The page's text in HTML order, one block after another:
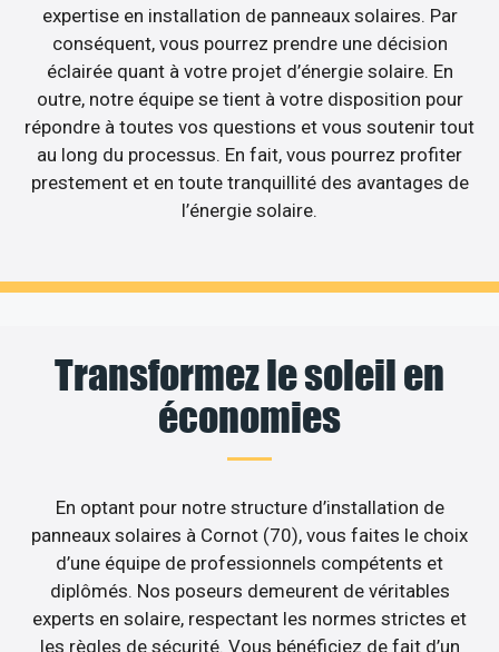
expertise en installation de panneaux solaires. Par
conséquent, vous pourrez prendre une décision
éclairée quant à votre projet d’énergie solaire. En
outre, notre équipe se tient à votre disposition pour
répondre à toutes vos questions et vous soutenir tout
au long du processus. En fait, vous pourrez profiter
prestement et en toute tranquillité des avantages de
l’énergie solaire.
Transformez le soleil en
économies
En optant pour notre structure d’installation de
panneaux solaires à Cornot (70), vous faites le choix
d’une équipe de professionnels compétents et
diplômés. Nos poseurs demeurent de véritables
experts en solaire, respectant les normes strictes et
les règles de sécurité. Vous bénéficiez de fait d’un